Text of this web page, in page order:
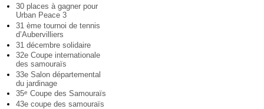
30 places à gagner pour
Urban Peace 3
31 ème tournoi de tennis
d’Aubervilliers
31 décembre solidaire
32e Coupe internationale
des samouraïs
33e Salon départemental
du jardinage
35e Coupe des Samouraïs
43e coupe des samouraïs